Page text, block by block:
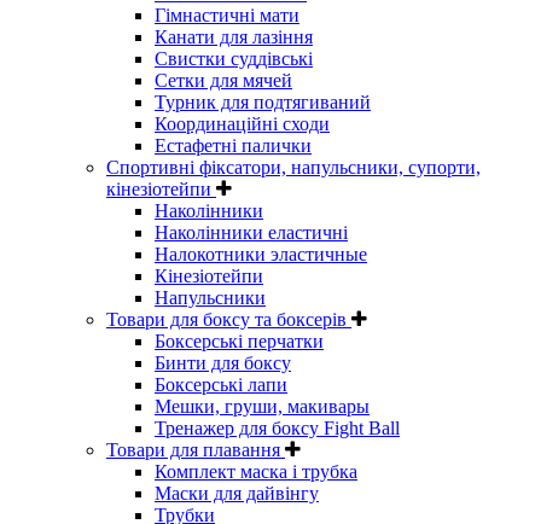
Гімнастичні мати
Канати для лазіння
Свистки суддівські
Сетки для мячей
Турник для подтягиваний
Координаційні сходи
Естафетні палички
Спортивні фіксатори, напульсники, супорти,
кінезіотейпи
Наколінники
Наколінники еластичні
Налокотники эластичные
Кінезіотейпи
Напульсники
Товари для боксу та боксерів
Боксерські перчатки
Бинти для боксу
Боксерські лапи
Мешки, груши, макивары
Тренажер для боксу Fight Ball
Товари для плавання
Комплект маска і трубка
Маски для дайвінгу
Трубки